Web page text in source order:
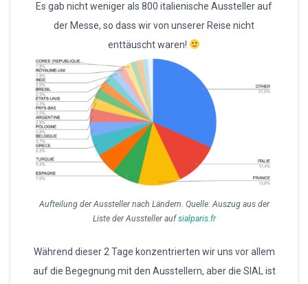
Es gab nicht weniger als 800 italienische Aussteller auf
der Messe, so dass wir von unserer Reise nicht
enttäuscht waren!
Aufteilung der Aussteller nach Ländern. Quelle: Auszug aus der
Liste der Aussteller aufsialparis.fr
Während dieser 2 Tage konzentrierten wir uns vor allem
auf die Begegnung mit den Ausstellern, aber die SIAL ist